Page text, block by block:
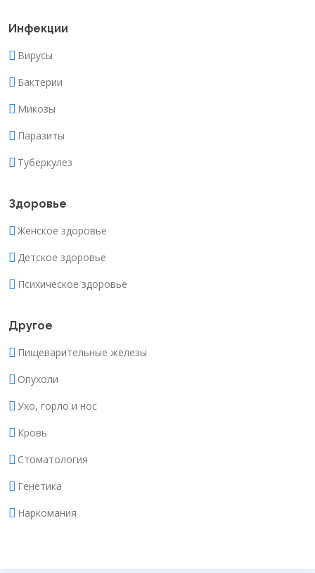
Инфекции
Вирусы
Бактерии
Микозы
Паразиты
Туберкулез
Здоровье
Женское здоровье
Детское здоровье
Психическое здоровье
Другое
Пищеварительные железы
Опухоли
Ухо, горло и нос
Кровь
Стоматология
Генетика
Наркомания